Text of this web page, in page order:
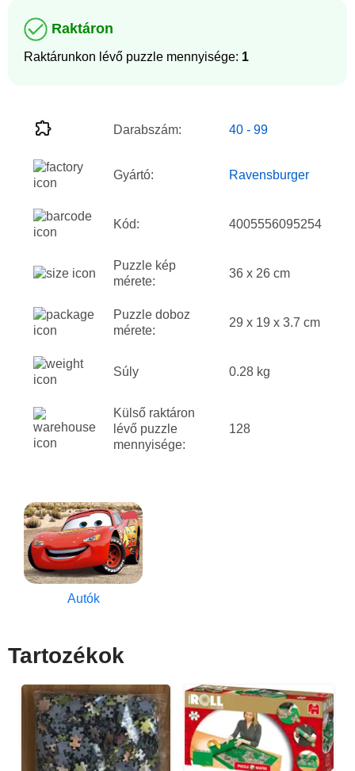
Raktáron
Raktárunkon lévő puzzle mennyisége: 1
Darabszám: 40 - 99
Gyártó: Ravensburger
Kód: 4005556095254
Puzzle kép
mérete:
36 x 26 cm
Puzzle doboz
mérete:
29 x 19 x 3.7 cm
Súly 0.28 kg
Külső raktáron
lévő puzzle
mennyisége:
128
Autók
Tartozékok